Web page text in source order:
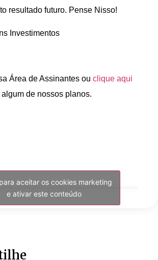
resultado futuro. Pense Nisso!
Investimentos
Área de Assinantes ou clique aqui
de nossos planos.
aceitar os cookies marketing
e ativar este conteúdo